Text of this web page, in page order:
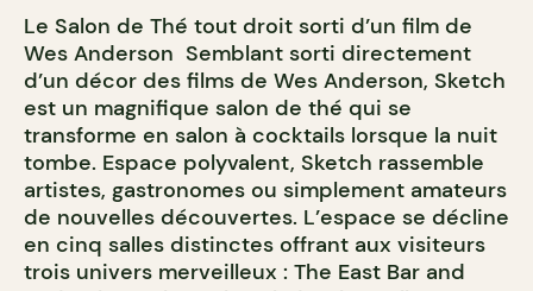
Le Salon de Thé tout droit sorti d’un film de
Wes Anderson Semblant sorti directement
d’un décor des films de Wes Anderson, Sketch
est un magnifique salon de thé qui se
transforme en salon à cocktails lorsque la nuit
tombe. Espace polyvalent, Sketch rassemble
artistes, gastronomes ou simplement amateurs
de nouvelles découvertes. L’espace se décline
en cinq salles distinctes offrant aux visiteurs
trois univers merveilleux : The East Bar and